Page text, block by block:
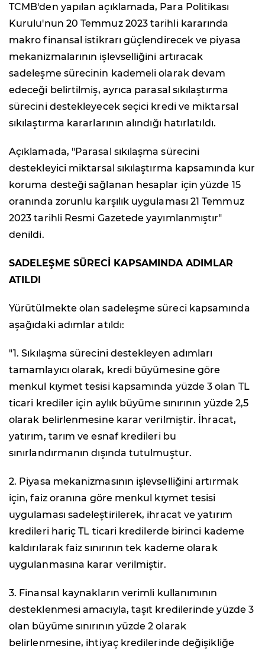
TCMB'den yapılan açıklamada, Para Politikası
Kurulu'nun 20 Temmuz 2023 tarihli kararında
makro finansal istikrarı güçlendirecek ve piyasa
mekanizmalarının işlevselliğini artıracak
sadeleşme sürecinin kademeli olarak devam
edeceği belirtilmiş, ayrıca parasal sıkılaştırma
sürecini destekleyecek seçici kredi ve miktarsal
sıkılaştırma kararlarının alındığı hatırlatıldı.
Açıklamada, "Parasal sıkılaşma sürecini
destekleyici miktarsal sıkılaştırma kapsamında kur
koruma desteği sağlanan hesaplar için yüzde 15
oranında zorunlu karşılık uygulaması 21 Temmuz
2023 tarihli Resmi Gazetede yayımlanmıştır"
denildi.
SADELEŞME SÜRECİ KAPSAMINDA ADIMLAR
ATILDI
Yürütülmekte olan sadeleşme süreci kapsamında
aşağıdaki adımlar atıldı:
"1. Sıkılaşma sürecini destekleyen adımları
tamamlayıcı olarak, kredi büyümesine göre
menkul kıymet tesisi kapsamında yüzde 3 olan TL
ticari krediler için aylık büyüme sınırının yüzde 2,5
olarak belirlenmesine karar verilmiştir. İhracat,
yatırım, tarım ve esnaf kredileri bu
sınırlandırmanın dışında tutulmuştur.
2. Piyasa mekanizmasının işlevselliğini artırmak
için, faiz oranına göre menkul kıymet tesisi
uygulaması sadeleştirilerek, ihracat ve yatırım
kredileri hariç TL ticari kredilerde birinci kademe
kaldırılarak faiz sınırının tek kademe olarak
uygulanmasına karar verilmiştir.
3. Finansal kaynakların verimli kullanımının
desteklenmesi amacıyla, taşıt kredilerinde yüzde 3
olan büyüme sınırının yüzde 2 olarak
belirlenmesine, ihtiyaç kredilerinde değişikliğe